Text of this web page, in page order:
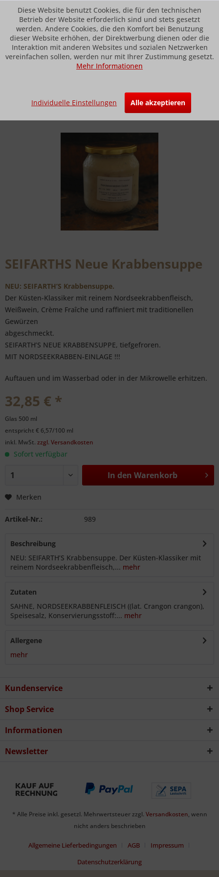
Menü
SEIFARTHS Neue Krabbensuppe
SEIFARTHS Neue Krabbensuppe
NEU: SEIFARTH’S Krabbensuppe.
Der Küsten-Klassiker mit reinem Nordseekrabbenfleisch,
Weißwein, Crème Fraîche und raffiniert mit traditionellen
Gewürzen
abgeschmeckt.
SEIFARTH’S NEUE KRABBENSUPPE, tiefgefroren.
MIT NORDSEEKRABBEN-EINLAGE !!!
Auftauen und im Wasserbad oder in der Mikrowelle erhitzen.
32,85 € *
Glas 500 ml
entspricht € 6,57/100 ml
inkl. MwSt. zzgl. Versandkosten
Sofort verfügbar
In den Warenkorb
Merken
Artikel-Nr.: 989
Beschreibung
NEU: SEIFARTH’S Krabbensuppe. Der Küsten-Klassiker mit
reinem Nordseekrabbenfleisch,... mehr
Zutaten
SAHNE, NORDSEEKRABBENFLEISCH ((lat. Crangon crangon),
Speisesalz, Konservierungsstoff:... mehr
Allergene
mehr
Kundenservice
Shop Service
Informationen
Newsletter
* Alle Preise inkl. gesetzl. Mehrwertsteuer zzgl. Versandkosten, wenn
nicht anders beschrieben
Allgemeine Lieferbedingungen AGB
Impressum
Datenschutzerklärung
Diese Website benutzt Cookies, die für den technischen
Betrieb der Website erforderlich sind und stets gesetzt
werden. Andere Cookies, die den Komfort bei Benutzung
dieser Website erhöhen, der Direktwerbung dienen oder die
Interaktion mit anderen Websites und sozialen Netzwerken
vereinfachen sollen, werden nur mit Ihrer Zustimmung gesetzt.
Mehr Informationen
Individuelle Einstellungen Alle akzeptieren